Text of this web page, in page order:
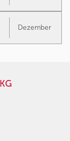
Dezember